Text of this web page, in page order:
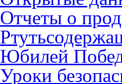
Отчеты о
Юбилей
Уроки